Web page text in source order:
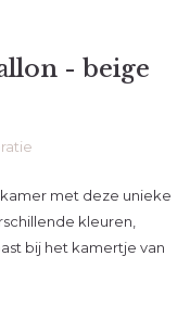
- beige
met deze unieke
kleuren,
bij het kamertje van